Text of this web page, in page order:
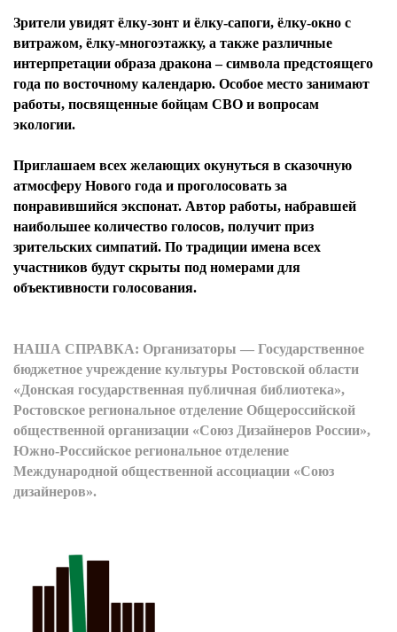
Зрители увидят ёлку-зонт и ёлку-сапоги, ёлку-окно с
витражом, ёлку-многоэтажку, а также различные
интерпретации образа дракона – символа предстоящего
года по восточному календарю. Особое место занимают
работы, посвященные бойцам СВО и вопросам
экологии.
Приглашаем всех желающих окунуться в сказочную
атмосферу Нового года и проголосовать за
понравившийся экспонат. Автор работы, набравшей
наибольшее количество голосов, получит приз
зрительских симпатий. По традиции имена всех
участников будут скрыты под номерами для
объективности голосования.
НАША СПРАВКА: Организаторы — Государственное
бюджетное учреждение культуры Ростовской области
«Донская государственная публичная библиотека»,
Ростовское региональное отделение Общероссийской
общественной организации «Союз Дизайнеров России»,
Южно-Российское региональное отделение
Международной общественной ассоциации «Союз
дизайнеров».